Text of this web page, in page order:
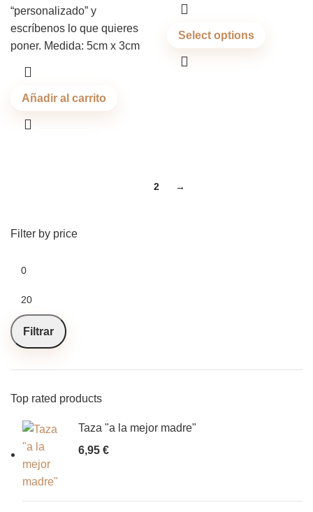
Filter by price
Filtrar
Top rated products
Taza "a la mejor madre"
6,95 €
“personalizado” y
escríbenos lo que quieres
poner. Medida: 5cm x 3cm
Añadir al carrito
Select options
2 →